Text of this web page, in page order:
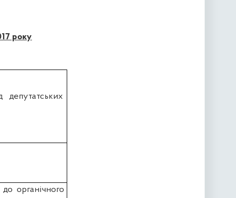
року
депутатських
органічного